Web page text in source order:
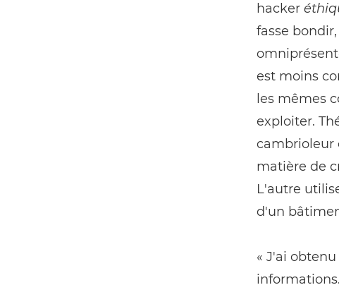
hacker
fasse
est moins
les mêmes
exploiter.
cambrioleur
matière de
L'autre
d'un
« J'ai